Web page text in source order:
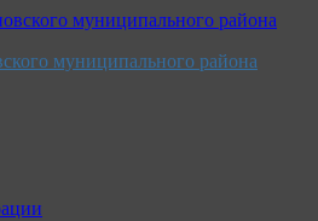
муниципального района